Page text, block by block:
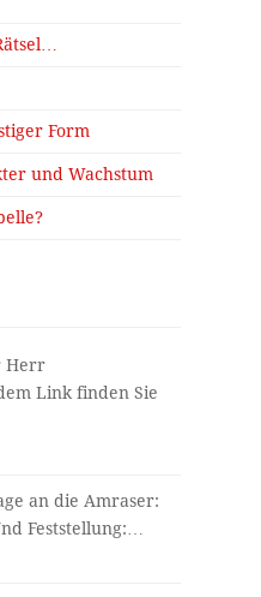
Form
und Wachstum
Herr
Link finden Sie
an die Amraser:
Feststellung:…